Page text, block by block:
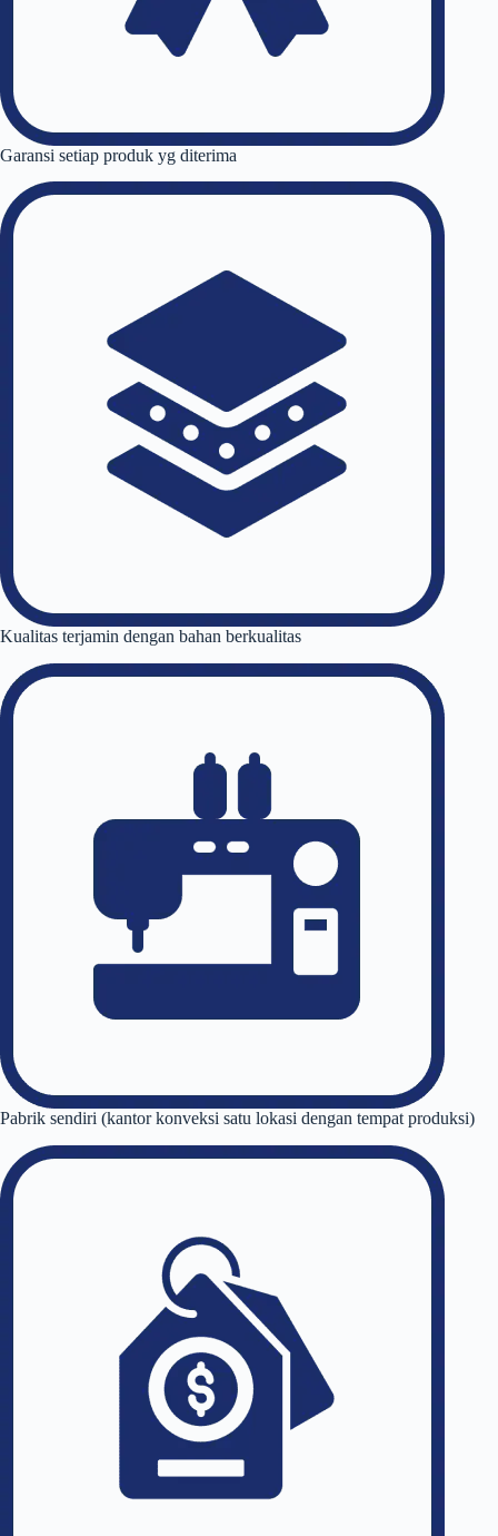
Garansi setiap produk yg diterima
Kualitas terjamin dengan bahan berkualitas
Pabrik sendiri (kantor konveksi satu lokasi dengan tempat produksi)